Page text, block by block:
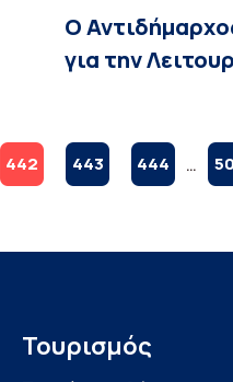
O
για την
442 443 444 …
Τουρισμός